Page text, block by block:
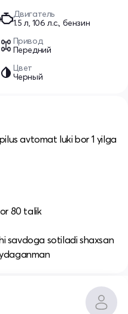
Двигатель
1.5 л, 106 л.с., бензин
Привод
Передний
Цвет
Черный
avtomat luki bor 1 yilga
80 talik
savdoga sotiladi shaxsan